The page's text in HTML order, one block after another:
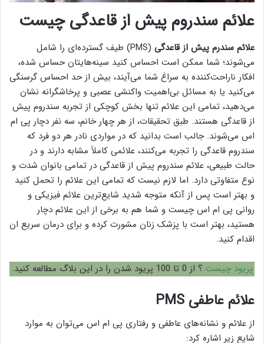
علائم سندروم پیش از قاعدگی چیست
علائم سندرم پیش از قاعدگی
(PMS) طیف گسترده‌ای را شامل
می‌شوند؛ شما ممکن است احساس کنید سینه‌هایتان حساس شده،
افکار ناراحت‌کننده به سراغ شما می‌آیند، بیش از حد احساس گرسنگی
می‌کنید یا به مسائل بی‌اهمیت واکنشی عصبی و پرخاشگرانه نشان
می‌دهید، تمامی این علائم تنها بخش کوچکی از تجربه سندروم پیش
از قاعدگی هستند. طبق تحقیقات، از هر چهار خانم، سه نفر دچار پی ام
اس می‌شوند. جالب است بدانید که در مواردی نادر هر دو فرد که
سندروم قاعدگی را تجربه می‌کنند، علائمی کاملاً مشابه دارند و در
حالت طبیعی، علائم سندروم پیش از قاعدگی در تمامی بانوان شدت و
نوع متفاوتی دارد. اما لازم نیست که تمامی این علائم را تحمل کنید
و بهتر است پس از آنکه متوجه شدید شایع‌ترین علائم فیزیکی و
روانی پی ام اس چیست و شما هم به برخی از این علائم دچار
هستید، بهتر است با پزشک زنان مشورت کرده و برای درمان سریع ان
اقدام کنید.
پریود چیست ؟ از 0 تا 100 پریود شدن را در این بلاگ مطالعه کنید.
علائم عاطفی PMS
از علائم و نشانه‌های عاطفی و رفتاری پی ام اس می‌توان به موارد
شایع زیر اشاره کرد: